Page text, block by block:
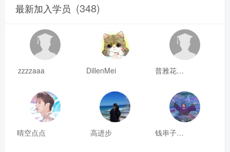
最新加入学员 (348)
zzzzaaa DillenMei 普雅花qya
晴空点点 高进步 钱串子123